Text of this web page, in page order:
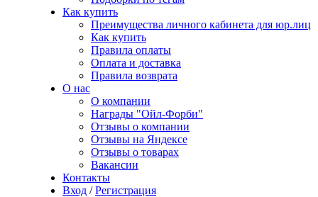
Как купить
Преимущества личного кабинета для юр.лиц
Как купить
Правила оплаты
Оплата и доставка
Правила возврата
О нас
О компании
Награды "Ойл-Форби"
Отзывы о компании
Отзывы на Яндексе
Отзывы о товарах
Вакансии
Контакты
Вход / Регистрация